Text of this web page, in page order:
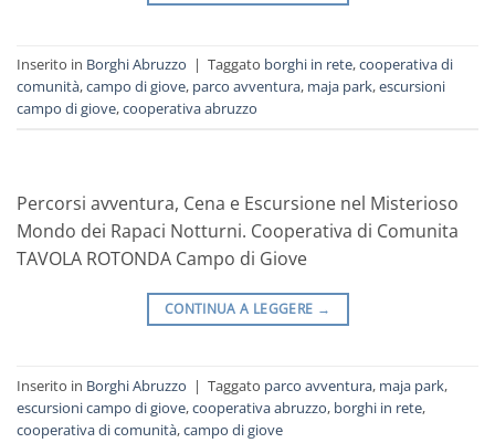
Inserito in Borghi Abruzzo | Taggato borghi in rete,cooperativa di
comunità,campo di giove, parco avventura, maja park,escursioni
campo di giove,cooperativa abruzzo
Percorsi avventura, Cena e Escursione nel Misterioso
Mondo dei Rapaci Notturni. Cooperativa di Comunita
TAVOLA ROTONDA Campo di Giove
CONTINUA A LEGGERE →
Inserito in Borghi Abruzzo | Taggato parco avventura, maja park,
escursioni campo di giove,cooperativa abruzzo, borghi in rete,
cooperativa di comunità,campo di giove